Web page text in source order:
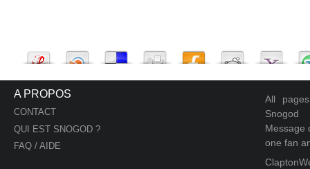
A PROPOS
CONTACT
QUI EST SNOGOD ?
FAQ / AIDE
All
Snogod
Message
one fan